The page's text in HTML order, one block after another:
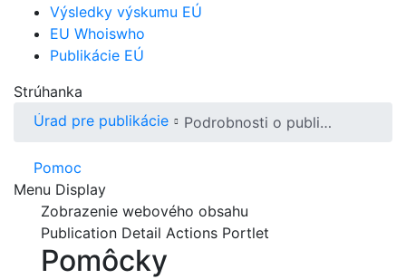
Výsledky výskumu EÚ
EU Whoiswho
Publikácie EÚ
Strúhanka
Úrad pre publikácie
Podrobnosti o publikácii
Pomoc
Menu Display
Zobrazenie webového obsahu
Publication Detail Actions Portlet
Pomôcky